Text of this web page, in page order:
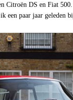
Citroën DS en Fiat
een paar jaar geleden